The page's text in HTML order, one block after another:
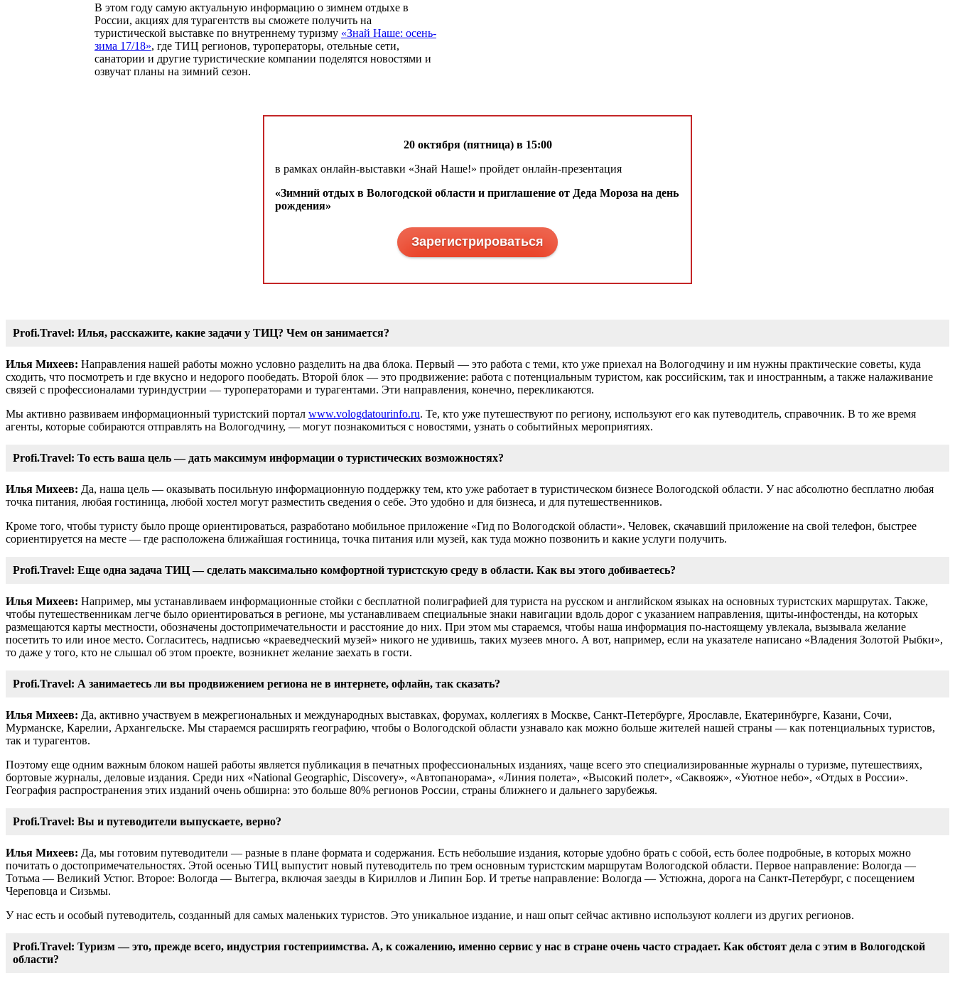
В этом году самую актуальную информацию о зимнем отдыхе в
России, акциях для турагентств вы сможете получить на
туристической выставке по внутреннему туризму «Знай Наше: осень-
зима 17/18», где ТИЦ регионов, туроператоры, отельные сети,
санатории и другие туристические компании поделятся новостями и
озвучат планы на зимний сезон.
20 октября (пятница) в 15:00
в рамках онлайн-выставки «Знай Наше!» пройдет онлайн-презентация
«Зимний отдых в Вологодской области и приглашение от Деда Мороза на день
рождения»
Зарегистрироваться
Profi.Travel: Илья, расскажите, какие задачи у ТИЦ? Чем он занимается?
Илья Михеев: Направления нашей работы можно условно разделить на два блока. Первый ― это работа с теми, кто уже приехал на Вологодчину и им нужны практические советы, куда
сходить, что посмотреть и где вкусно и недорого пообедать. Второй блок ― это продвижение: работа с потенциальным туристом, как российским, так и иностранным, а также налаживание
связей с профессионалами туриндустрии ― туроператорами и турагентами. Эти направления, конечно, перекликаются.
Мы активно развиваем информационный туристский портал www.vologdatourinfo.ru. Те, кто уже путешествуют по региону, используют его как путеводитель, справочник. В то же время
агенты, которые собираются отправлять на Вологодчину, ― могут познакомиться с новостями, узнать о событийных мероприятиях.
Profi.Travel: То есть ваша цель ― дать максимум информации о туристических возможностях?
Илья Михеев: Да, наша цель ― оказывать посильную информационную поддержку тем, кто уже работает в туристическом бизнесе Вологодской области. У нас абсолютно бесплатно любая
точка питания, любая гостиница, любой хостел могут разместить сведения о себе. Это удобно и для бизнеса, и для путешественников.
Кроме того, чтобы туристу было проще ориентироваться, разработано мобильное приложение «Гид по Вологодской области». Человек, скачавший приложение на свой телефон, быстрее
сориентируется на месте ― где расположена ближайшая гостиница, точка питания или музей, как туда можно позвонить и какие услуги получить.
Profi.Travel: Еще одна задача ТИЦ ― сделать максимально комфортной туристскую среду в области. Как вы этого добиваетесь?
Илья Михеев: Например, мы устанавливаем информационные стойки с бесплатной полиграфией для туриста на русском и английском языках на основных туристских маршрутах. Также,
чтобы путешественникам легче было ориентироваться в регионе, мы устанавливаем специальные знаки навигации вдоль дорог с указанием направления, щиты-инфостенды, на которых
размещаются карты местности, обозначены достопримечательности и расстояние до них. При этом мы стараемся, чтобы наша информация по-настоящему увлекала, вызывала желание
посетить то или иное место. Согласитесь, надписью «краеведческий музей» никого не удивишь, таких музеев много. А вот, например, если на указателе написано «Владения Золотой Рыбки»,
то даже у того, кто не слышал об этом проекте, возникнет желание заехать в гости.
Profi.Travel: А занимаетесь ли вы продвижением региона не в интернете, офлайн, так сказать?
Илья Михеев: Да, активно участвуем в межрегиональных и международных выставках, форумах, коллегиях в Москве, Санкт-Петербурге, Ярославле, Екатеринбурге, Казани, Сочи,
Мурманске, Карелии, Архангельске. Мы стараемся расширять географию, чтобы о Вологодской области узнавало как можно больше жителей нашей страны ― как потенциальных туристов,
так и турагентов.
Поэтому еще одним важным блоком нашей работы является публикация в печатных профессиональных изданиях, чаще всего это специализированные журналы о туризме, путешествиях,
бортовые журналы, деловые издания. Среди них «National Geographic, Discovery», «Автопанорама», «Линия полета», «Высокий полет», «Саквояж», «Уютное небо», «Отдых в России».
География распространения этих изданий очень обширна: это больше 80% регионов России, страны ближнего и дальнего зарубежья.
Profi.Travel: Вы и путеводители выпускаете, верно?
Илья Михеев: Да, мы готовим путеводители ― разные в плане формата и содержания. Есть небольшие издания, которые удобно брать с собой, есть более подробные, в которых можно
почитать о достопримечательностях. Этой осенью ТИЦ выпустит новый путеводитель по трем основным туристским маршрутам Вологодской области. Первое направление: Вологда ―
Тотьма ― Великий Устюг. Второе: Вологда ― Вытегра, включая заезды в Кириллов и Липин Бор. И третье направление: Вологда ― Устюжна, дорога на Санкт-Петербург, с посещением
Череповца и Сизьмы.
У нас есть и особый путеводитель, созданный для самых маленьких туристов. Это уникальное издание, и наш опыт сейчас активно используют коллеги из других регионов.
Profi.Travel: Туризм ― это, прежде всего, индустрия гостеприимства. А, к сожалению, именно сервис у нас в стране очень часто страдает. Как обстоят дела с этим в Вологодской
области?